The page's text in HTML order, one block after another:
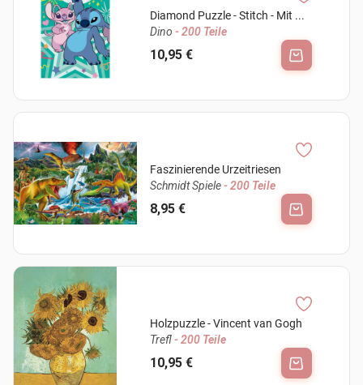
Diamond Puzzle - Stitch - Mit ...
Dino - 200 Teile
10,95 €
Faszinierende Urzeitriesen
Schmidt Spiele- 200 Teile
8,95 €
Holzpuzzle - Vincent van Gogh
Trefl- 200 Teile
10,95 €